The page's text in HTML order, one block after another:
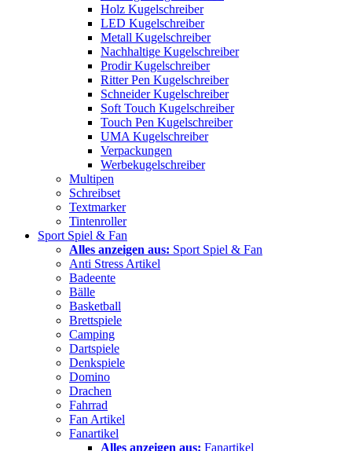
Holz Kugelschreiber
LED Kugelschreiber
Metall Kugelschreiber
Nachhaltige Kugelschreiber
Prodir Kugelschreiber
Ritter Pen Kugelschreiber
Schneider Kugelschreiber
Soft Touch Kugelschreiber
Touch Pen Kugelschreiber
UMA Kugelschreiber
Verpackungen
Werbekugelschreiber
Multipen
Schreibset
Textmarker
Tintenroller
Sport Spiel & Fan
Alles anzeigen aus: Sport Spiel & Fan
Anti Stress Artikel
Badeente
Bälle
Basketball
Brettspiele
Camping
Dartspiele
Denkspiele
Domino
Drachen
Fahrrad
Fan Artikel
Fanartikel
Alles anzeigen aus: Fanartikel